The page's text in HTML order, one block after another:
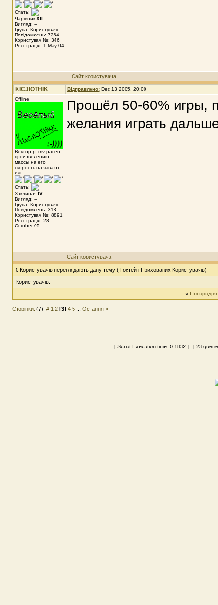
Стать:
Чарівник XII
Вигляд: --
Група: Користувачі
Повідомлень: 7364
Користувач №: 346
Реєстрація: 1-May 04
Сайт користувача
KICJIOTHIK Відправлено: Dec 13 2005, 20:00
Offline
Вектор p=mv равен
произведению
массы на его
скорость называют
им
Стать:
Заклинач IV
Вигляд: --
Група: Користувачі
Повідомлень: 313
Користувач №: 8891
Реєстрація: 28-
October 05
Прошёл 50-60% игры,
желания играть
Сайт користувача
0 Користувачів переглядають дану тему ( Гостей і Прихованих Користувачів)
Користувачів:
«
Сторінки: (7) # 1 2 [3] 4 5... Остання »
[ Script Execution time: 0.1832 ] [ 23